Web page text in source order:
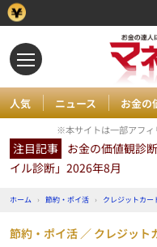
人気 ニュース お金の
※本サイトは一部アフィ
注目記事 お金の価値観診
イル診断」2026年8月
ホーム › 節約・ポイ活 › クレジットカー
節約・ポイ活 クレジット